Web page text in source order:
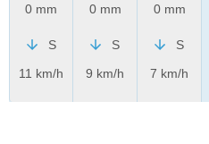
0 mm
S
11 km/h
0 mm
S
9 km/h
0 mm
S
7 km/h